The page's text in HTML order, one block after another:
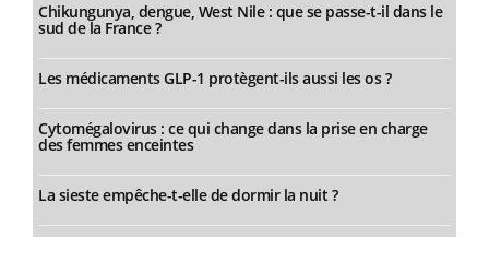
Chikungunya, dengue, West Nile : que se passe-t-il dans le
sud de la France ?
Les médicaments GLP-1 protègent-ils aussi les os ?
Cytomégalovirus : ce qui change dans la prise en charge
des femmes enceintes
La sieste empêche-t-elle de dormir la nuit ?